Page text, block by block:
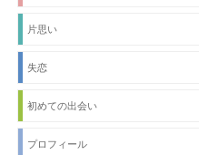
片思い
失恋
初めての出会い
プロフィール